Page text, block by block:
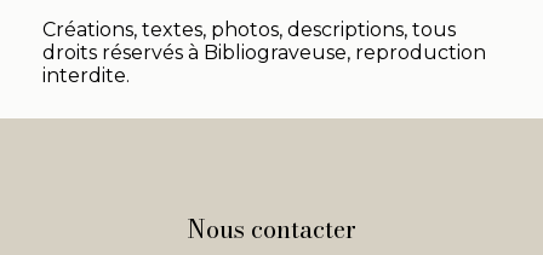
Créations, textes, photos, descriptions, tous
droits réservés à Bibliograveuse, reproduction
interdite.
Nous contacter